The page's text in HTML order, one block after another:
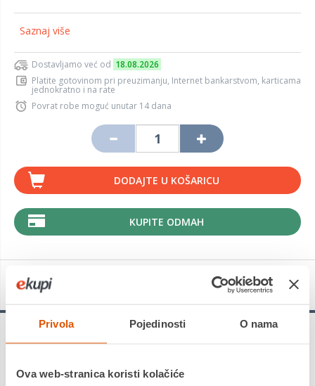
Privola Pojedinosti O nama
Ova web-stranica koristi kolačiće
Saznaj više
Dostavljamo već od 18.08.2026
Platite gotovinom pri preuzimanju, Internet bankarstvom, karticama
jednokratno i na rate
Povrat robe moguć unutar 14 dana
DODAJTE U KOŠARICU
KUPITE ODMAH
Detalji proizvoda
preuzimanju.